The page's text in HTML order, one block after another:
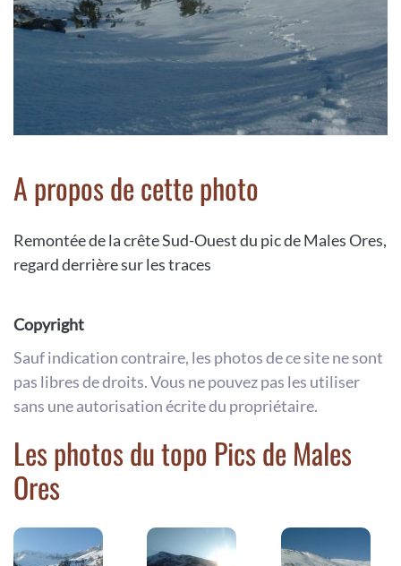
A propos de cette photo
Remontée de la crête Sud-Ouest du pic de Males Ores,
regard derrière sur les traces
Copyright
Sauf indication contraire, les photos de ce site ne sont
pas libres de droits. Vous ne pouvez pas les utiliser
sans une autorisation écrite du propriétaire.
Les photos du topo Pics de Males
Ores